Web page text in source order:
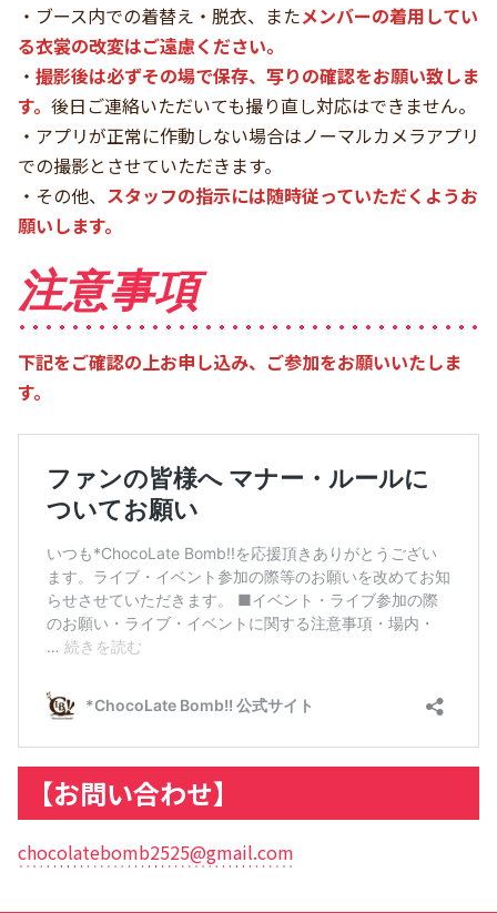
・ブース内での着替え・脱衣、またメンバーの着用してい
る衣裳の改変はご遠慮ください。
・ 撮影後は必ずその場で保存、写りの確認をお願い致しま
す。 後日ご連絡いただいても撮り直し対応はできません。
・アプリが正常に作動しない場合はノーマルカメラアプリ
での撮影とさせていただきます。
・その他、 スタッフの指示には随時従っていただくようお
願いします。
注意事項
下記をご確認の上お申し込み、ご参加をお願いいたしま
す。
【お問い合わせ】
chocolatebomb2525@gmail.com